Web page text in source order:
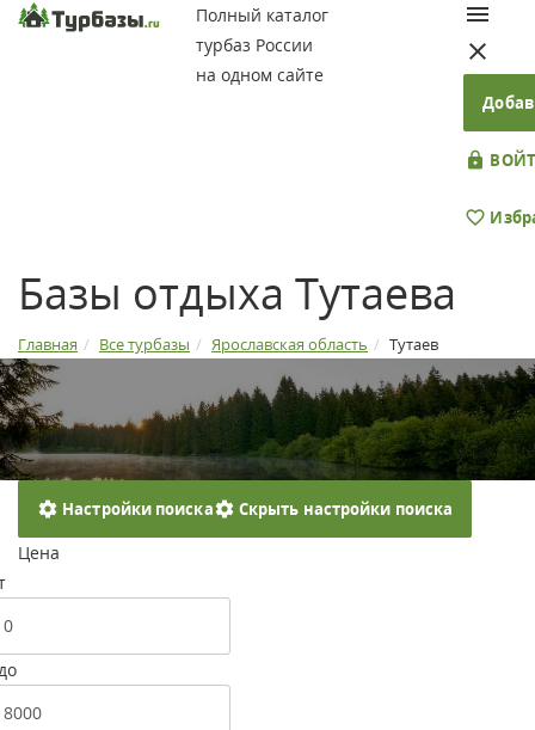
Полный каталог
турбаз России
на одном сайте
Базы отдыха Тутаева
Главная Все турбазы Ярославская область Тутаев
Настройки поиска Скрыть настройки поиска
Цена